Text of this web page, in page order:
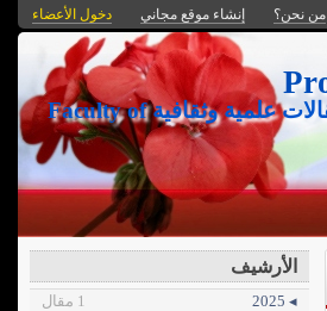
من نحن؟ إنشاء موقع مجاني دخول الأعضاء
كلية الزراعة جامعة عين شمس- موقع علمي متخصص في علوم الدواجن - مقالات علمية وثقافية Faculty of
الأرشيف
◂ 2025
1 مقال